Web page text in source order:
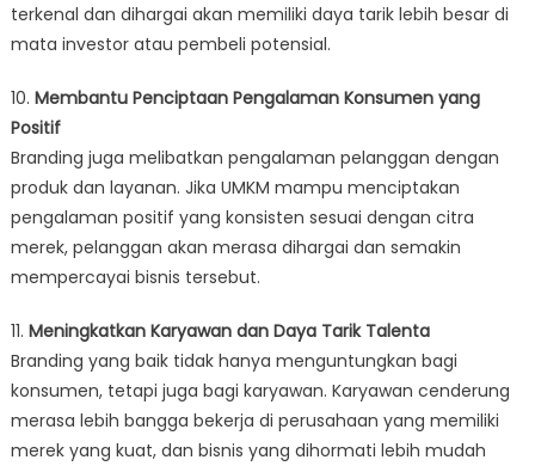
terkenal dan dihargai akan memiliki daya tarik lebih besar di
mata investor atau pembeli potensial.
10. Membantu Penciptaan Pengalaman Konsumen yang
Positif
Branding juga melibatkan pengalaman pelanggan dengan
produk dan layanan. Jika UMKM mampu menciptakan
pengalaman positif yang konsisten sesuai dengan citra
merek, pelanggan akan merasa dihargai dan semakin
mempercayai bisnis tersebut.
11. Meningkatkan Karyawan dan Daya Tarik Talenta
Branding yang baik tidak hanya menguntungkan bagi
konsumen, tetapi juga bagi karyawan. Karyawan cenderung
merasa lebih bangga bekerja di perusahaan yang memiliki
merek yang kuat, dan bisnis yang dihormati lebih mudah